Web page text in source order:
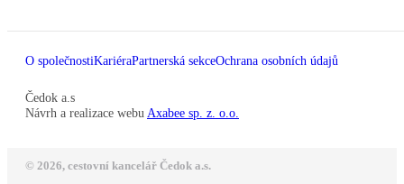
O společnostiKariéraPartnerská sekceOchrana osobních údajů
Čedok a.s
Návrh a realizace webu Axabee sp. z. o.o.
© 2026, cestovní kancelář Čedok a.s.